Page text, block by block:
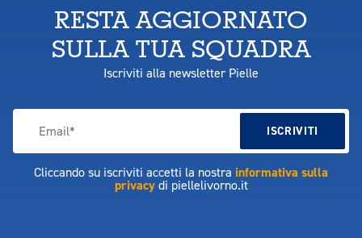
RESTA AGGIORNATO
SULLA TUA SQUADRA
Iscriviti alla newsletter Pielle
Cliccando su iscriviti accetti la nostra informativa sulla
privacydi piellelivorno.it